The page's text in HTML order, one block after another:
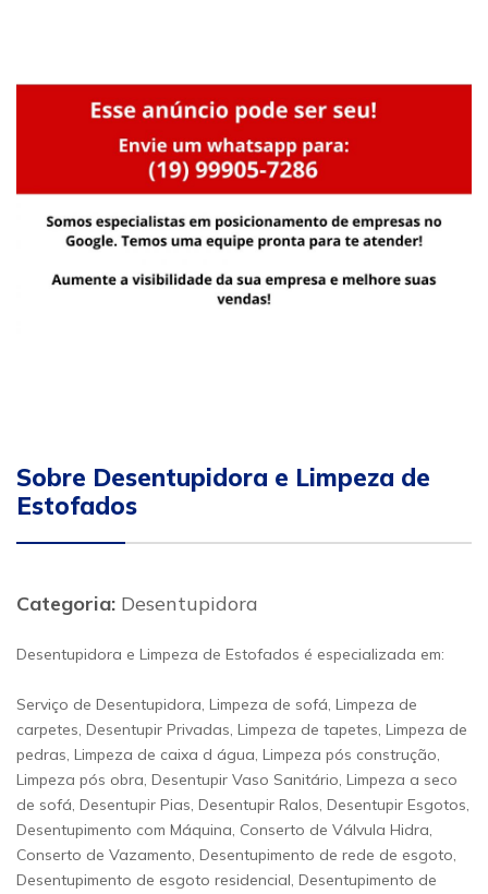
Sobre Desentupidora e Limpeza de
Estofados
Categoria: Desentupidora
Desentupidora e Limpeza de Estofados é especializada em:
Serviço de Desentupidora, Limpeza de sofá, Limpeza de
carpetes, Desentupir Privadas, Limpeza de tapetes, Limpeza de
pedras, Limpeza de caixa d água, Limpeza pós construção,
Limpeza pós obra, Desentupir Vaso Sanitário, Limpeza a seco
de sofá, Desentupir Pias, Desentupir Ralos, Desentupir Esgotos,
Desentupimento com Máquina, Conserto de Válvula Hidra,
Conserto de Vazamento, Desentupimento de rede de esgoto,
Desentupimento de esgoto residencial, Desentupimento de